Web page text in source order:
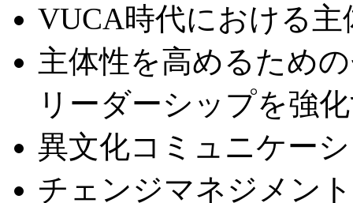
VUCA時代における
主体性を高めるため
リーダーシップを強
異文化コミュニケー
チェンジマネジメン